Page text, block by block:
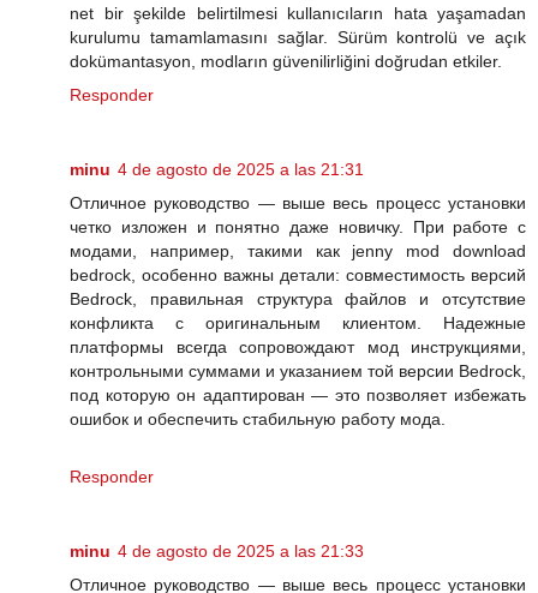
net bir şekilde belirtilmesi kullanıcıların hata yaşamadan
kurulumu tamamlamasını sağlar. Sürüm kontrolü ve açık
dokümantasyon, modların güvenilirliğini doğrudan etkiler.
Responder
minu 4 de agosto de 2025 a las 21:31
Отличное руководство — выше весь процесс установки
четко изложен и понятно даже новичку. При работе с
модами, например, такими как jenny mod download
bedrock, особенно важны детали: совместимость версий
Bedrock, правильная структура файлов и отсутствие
конфликта с оригинальным клиентом. Надежные
платформы всегда сопровождают мод инструкциями,
контрольными суммами и указанием той версии Bedrock,
под которую он адаптирован — это позволяет избежать
ошибок и обеспечить стабильную работу мода.
Responder
minu 4 de agosto de 2025 a las 21:33
Отличное руководство — выше весь процесс установки